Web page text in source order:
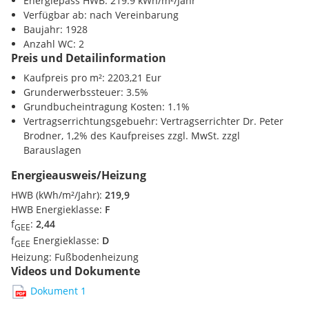
Kaufnebenkosten:
Gerne möchten wir Sie darüber informieren, dass wir seit 13.
Juni 2014, aufgrund einer neuen EU-Richtlinie, Unterlagen
und Informationen erst dann zusenden können, wenn Sie
schriftlich bestätigen, dass Sie unser sofortiges Tätigwerden
wünschen und über Ihre Rücktrittsrechte aufgeklärt wurden.
Datenschutzinformation für Interessenten und Kunden:
Die ab 25. Mai 2018 in Kraft getretene
Datenschutzgrundverordnung dient zur Wahrung Ihrer
Privatsphäre, welche für uns einen besonders hohen
Stellenwert einnimmt. Der Schutz von personenbezogenen
Daten ist uns wichtig und auch gesetzlich gefordert. Die
Verarbeitung Ihrer personenbezogenen Daten erfolgt nach
den datenschutzrechtlichen Bestimmungen - siehe auch
unsere Webseite
Verfügbar ab: nach Vereinbarung
Baujahr: 1928
Anzahl WC: 2
Preis und Detailinformation
Kaufpreis pro m²: 2203,21 Eur
Grunderwerbssteuer: 3.5%
Grundbucheintragung Kosten: 1.1%
Vertragserrichtungsgebuehr: Vertragserrichter Dr. Peter
Brodner, 1,2% des Kaufpreises zzgl. MwSt. zzgl
Barauslagen
Energieausweis/Heizung
HWB (kWh/m²/Jahr): 219,9
HWB Energieklasse: F
fGEE: 2,44
fGEE Energieklasse: D
Heizung: Fußbodenheizung
Videos und Dokumente
Dokument 1